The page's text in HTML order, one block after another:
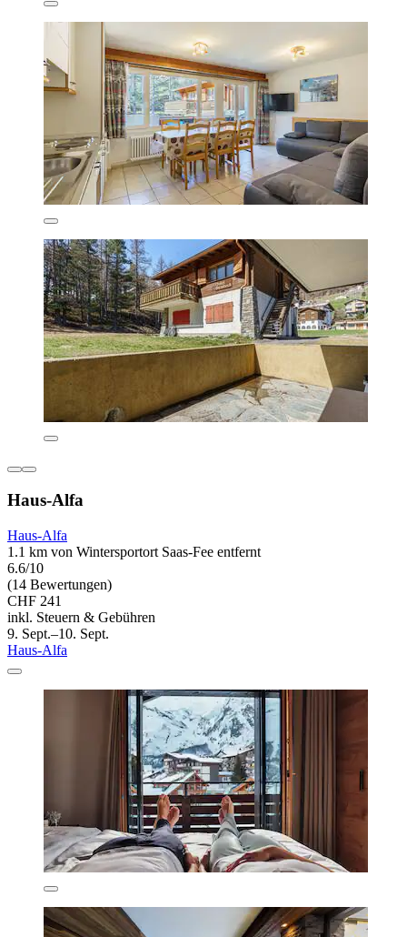
Haus-Alfa
Haus-Alfa
1.1 km von Wintersportort Saas-Fee entfernt
6.6/10
(14 Bewertungen)
CHF 241
inkl. Steuern & Gebühren
9. Sept.–10. Sept.
Haus-Alfa